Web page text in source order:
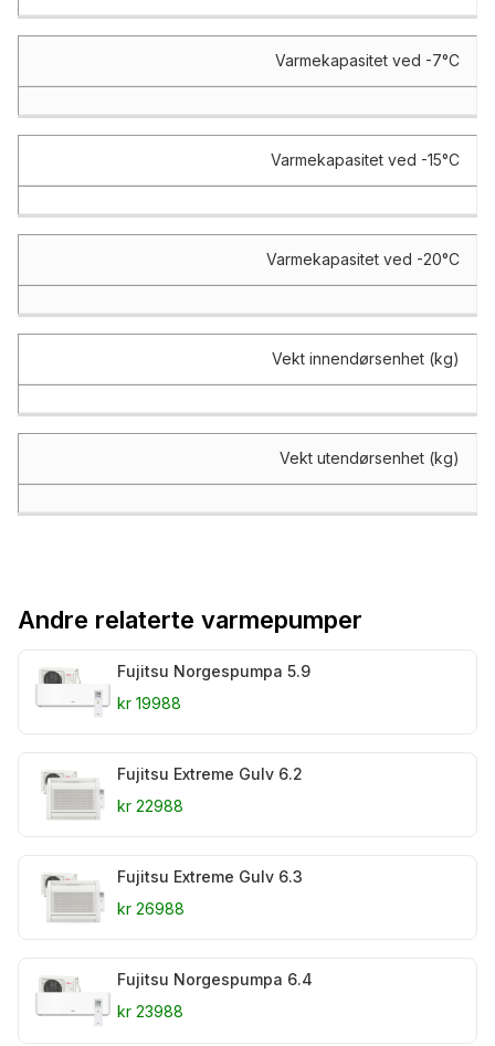
Varmekapasitet ved -7°C
Varmekapasitet ved -15°C
Varmekapasitet ved -20°C
Vekt innendørsenhet (kg)
Vekt utendørsenhet (kg)
Andre relaterte varmepumper
Fujitsu Norgespumpa 5.9
kr 19988
Fujitsu Extreme Gulv 6.2
kr 22988
Fujitsu Extreme Gulv 6.3
kr 26988
Fujitsu Norgespumpa 6.4
kr 23988